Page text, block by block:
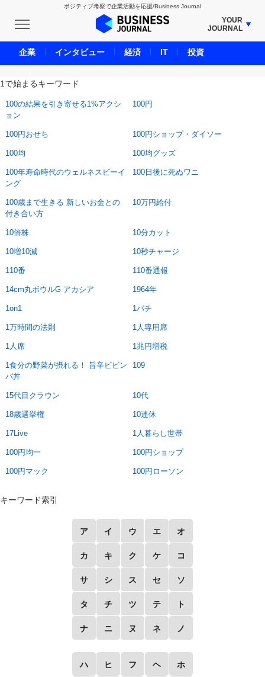
ポジティブ考察で企業活動を応援/Business Journal
YOUR
JOURNAL
BUSINESS JOURNAL
UNICORN JOURNAL
IVS JOURNAL
INBOUND JOURNAL
LIFE ENDING JOURNAL
AI JOURNAL
SMART MARKETING JOURNAL
1で始まるキーワード
100の結果を引き寄せる1%アクシ
ョン
100円
100円おせち 100円ショップ・ダイソー
100均 100均グッズ
100年寿命時代のウェルネスビーイ
ング
100日後に死ぬワニ
100歳まで生きる 新しいお金との
付き合い方
10万円給付
10倍株 10分カット
10増10減 10秒チャージ
110番 110番通報
14cm丸ボウルG アカシア 1964年
1on1 1パチ
1万時間の法則 1人専用席
1人席 1兆円増税
1食分の野菜が摂れる！ 旨辛ビビン
パ丼
109
15代目クラウン 10代
18歳選挙権 10連休
17Live 1人暮らし世帯
100円均一 100円ショップ
100円マック 100円ローソン
キーワード索引
ア イ ウ エ オ
カ キ ク ケ コ
サ シ ス セ ソ
タ チ ツ テ ト
ナ ニ ヌ ネ ノ
ハ ヒ フ ヘ ホ
企業 インタビュー 経済 IT 投資